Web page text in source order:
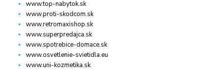
www.top-nabytok.sk
www.proti-skodcom.sk
www.retromaxishop.sk
www.superpredajca.sk
www.spotrebice-domace.sk
www.osvetlenie-svietidla.eu
www.uni-kozmetika.sk